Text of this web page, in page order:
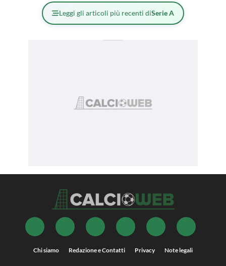
Leggi gli articoli più recenti diSerie A
Chi siamo Redazione e Contatti Privacy Note legali